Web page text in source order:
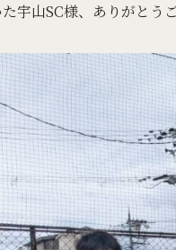
宇山SC様、ありがとう